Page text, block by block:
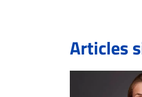
Articles